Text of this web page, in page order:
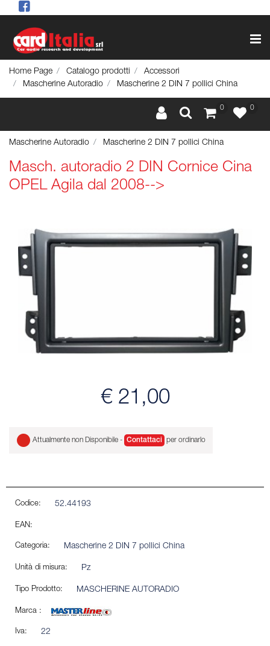
Home Page Catalogo prodotti
Accessori
Mascherine Autoradio
Mascherine 2 DIN 7 pollici China
0 0
Mascherine Autoradio Mascherine 2 DIN 7 pollici China
Masch. autoradio 2 DIN Cornice Cina
OPEL Agila dal 2008-->
€ 21,00
Attualmente non Disponibile - Contattaci per ordinarlo
Codice: 52.44193
EAN:
Categoria: Mascherine 2 DIN 7 pollici China
Unità di misura: Pz
Tipo Prodotto: MASCHERINE AUTORADIO
Marca :
Iva: 22